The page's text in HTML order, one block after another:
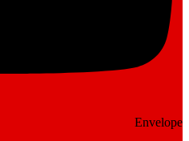
Envelope